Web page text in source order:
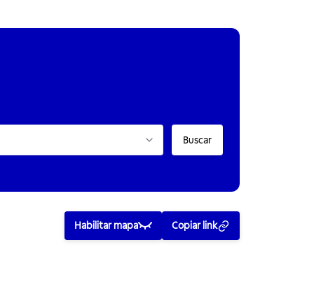
Buscar
Habilitar mapa Copiar link